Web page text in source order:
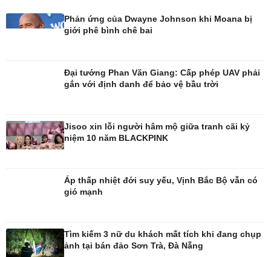
Tình yêu - Gia đình
Sân khấu - Điện ảnh
Văn học
Phản ứng của Dwayne Johnson khi Moana bị
giới phê bình chê bai
Đại tướng Phan Văn Giang: Cấp phép UAV phải
gắn với định danh để bảo vệ bầu trời
Jisoo xin lỗi người hâm mộ giữa tranh cãi kỷ
niệm 10 năm BLACKPINK
Áp thấp nhiệt đới suy yếu, Vịnh Bắc Bộ vẫn có
gió mạnh
Tìm kiếm 3 nữ du khách mất tích khi đang chụp
ảnh tại bán đảo Sơn Trà, Đà Nẵng